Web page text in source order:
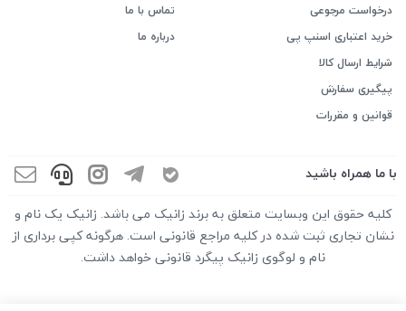
درخواست مرجوعی
خرید اعتباری اسنپ پی
شرایط ارسال کالا
پیگیری سفارش
قوانین و مقررات
تماس با ما
درباره ما
با ما همراه باشید
کلیه حقوق این وبسایت متعلق به برند زانیک می باشد. زانیک یک نام و
نشان تجاری ثبت شده در کلیه مراجع قانونی است. هرگونه کپی برداری از
نام و لوگوی زانیک پیگرد قانونی خواهد داشت.